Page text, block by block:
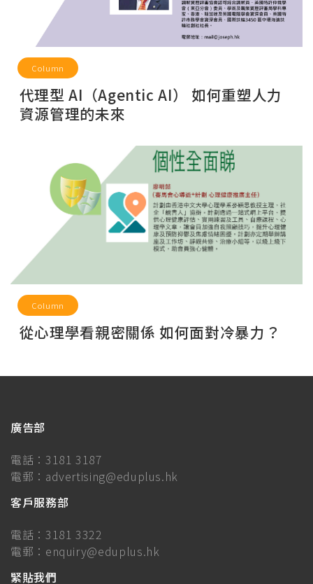
Column
代理型 AI（Agentic AI） 如何重塑人力
資源管理的未來
Column
從心理學看親密關係 如何面對冷暴力？
廣告部
電話： 3181 3187
電郵： advertising@eduplus.hk
客戶服務部
電話： 3181 3322
電郵： enquiry@eduplus.hk
緊貼我們